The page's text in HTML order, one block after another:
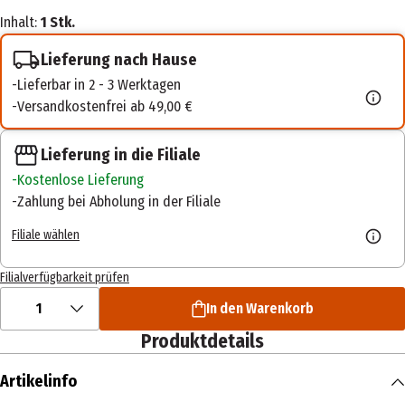
Inhalt: 1 Stk.
Lieferung nach Hause
Lieferbar in 2 - 3 Werktagen
Versandkostenfrei ab 49,00 €
Lieferung in die Filiale
Kostenlose Lieferung
Zahlung bei Abholung in der Filiale
Filiale wählen
Filialverfügbarkeit prüfen
1 In den Warenkorb
Produktdetails
Artikelinfo